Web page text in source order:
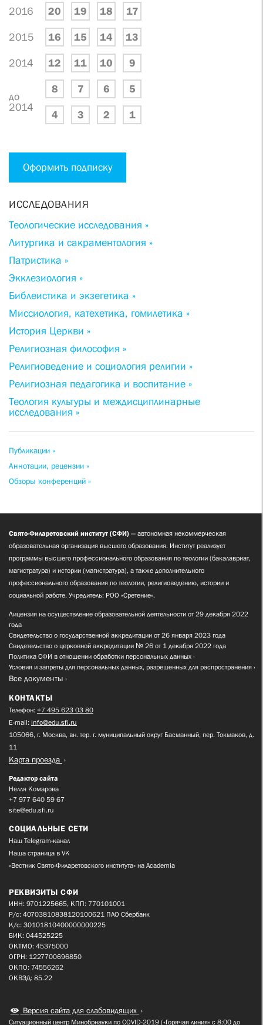
2016 20 19 18 17
2015 16 15 14 13
2014 12 11 10 9
до
2014
8 7 6 5
4 3 2 1
Оформить подписку
ИССЛЕДОВАНИЯ
Теологические исследования »
Литургика и сакраментология »
Патристика »
Экклезиология »
Библеистика и экзегетика »
Миссиология, катехетика, гомилетика »
История Церкви »
Религиозная философия »
Религиоведение и социология религии »
Религиозная педагогика и воспитание »
Теология культуры и междисциплинарные
исследования »
Публикации »
Аннотации, рецензии »
Обзоры конференций »
Свято-Филаретовский институт (СФИ) — автономная некоммерческая
образовательная организация высшего образования. Институт реализует
программы высшего профессионального образования по теологии (бакалавриат,
магистратура) и истории (магистратура), а также дополнительного
профессионального образования по теологии, религиоведению, истории и
социальной работе. Учредитель: РОО «Сретение».
Лицензия на осуществление образовательной деятельности от 29 декабря 2022
года
Свидетельство о государственной аккредитации от 26 января 2023 года
Свидетельство о церковной аккредитации № 26 от 1 декабря 2022 года
Политика СФИ в отношении обработки персональных данных
Условия и запреты для персональных данных, разрешенных для распространения
Все документы
КОНТАКТЫ
Телефон: +7 495 623 03 80
E-mail: info@edu.sfi.ru
105066, г. Москва, вн. тер. г. муниципальный округ Басманный, пер. Токмаков, д.
11
Карта проезда
Редактор сайта
Нелля Комарова
+7 977 640 59 67
site@edu.sfi.ru
СОЦИАЛЬНЫЕ СЕТИ
Наш Telegram-канал
Наша страница в VK
«Вестник Свято-Филаретовского института» на Academia
РЕКВИЗИТЫ СФИ
ИНН: 9701225665, КПП: 770101001
Р/с: 40703810838120100621 ПАО Сбербанк
К/с: 30101810400000000225
БИК: 044525225
ОКТМО: 45375000
ОГРН: 1227700696850
ОКПО: 74556262
ОКВЭД: 85.22
Версия сайта для слабовидящих
Ситуационный центр Минобрнауки по COVID-2019 («Горячая линия» с 8:00 до